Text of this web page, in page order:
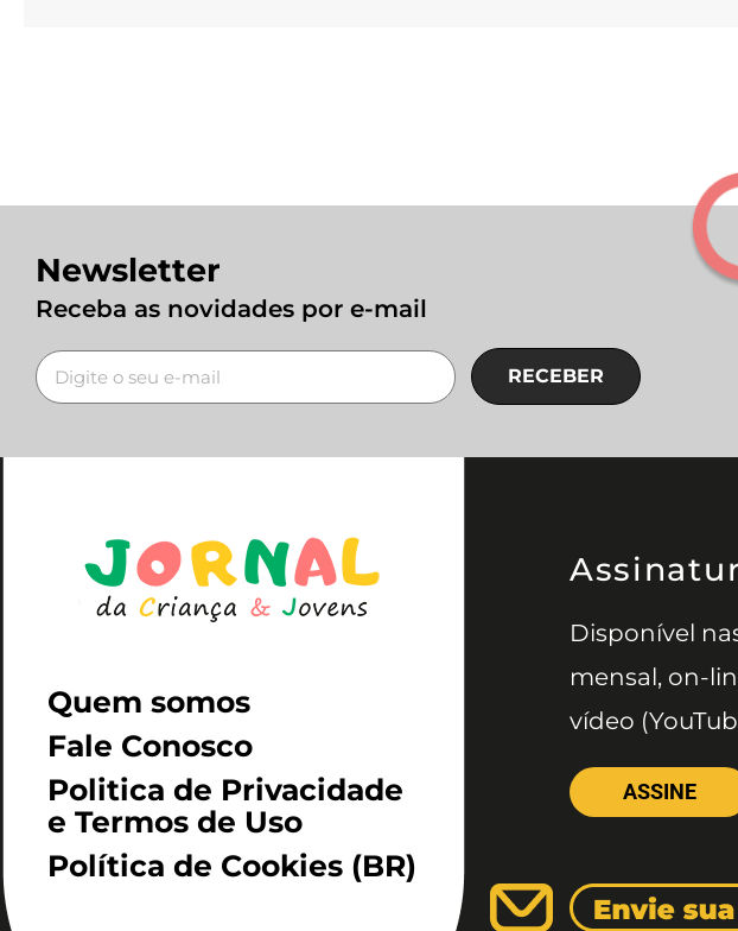
Newsletter
Receba as novidades por e-mail
RECEBER
Quem somos
Fale Conosco
Politica de Privacidade
e Termos de Uso
Política de Cookies (BR)
Disponível
mensal, on-
vídeo
ASSINE